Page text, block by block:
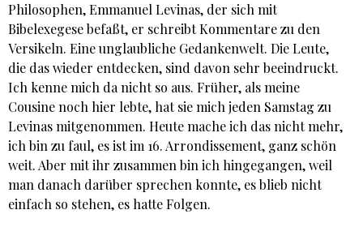
Philosophen, Emmanuel Levinas, der sich mit
Bibelexegese befaßt, er schreibt Kommentare zu den
Versikeln. Eine unglaubliche Gedankenwelt. Die Leute,
die das wieder entdecken, sind davon sehr beeindruckt.
Ich kenne mich da nicht so aus. Früher, als meine
Cousine noch hier lebte, hat sie mich jeden Samstag zu
Levinas mitgenommen. Heute mache ich das nicht mehr,
ich bin zu faul, es ist im 16. Arrondissement, ganz schön
weit. Aber mit ihr zusammen bin ich hingegangen, weil
man danach darüber sprechen konnte, es blieb nicht
einfach so stehen, es hatte Folgen.